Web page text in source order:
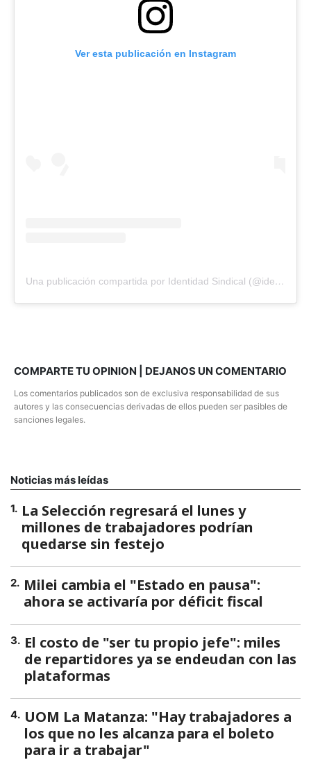
Ver esta publicación en Instagram
Una publicación compartida por Identidad Sindical (@identisindical)
COMPARTE TU OPINION | DEJANOS UN COMENTARIO
Los comentarios publicados son de exclusiva responsabilidad de sus
autores y las consecuencias derivadas de ellos pueden ser pasibles de
sanciones legales.
Noticias más leídas
1. La Selección regresará el lunes y
millones de trabajadores podrían
quedarse sin festejo
2. Milei cambia el "Estado en pausa":
ahora se activaría por déficit fiscal
3. El costo de "ser tu propio jefe": miles
de repartidores ya se endeudan con las
plataformas
4. UOM La Matanza: "Hay trabajadores a
los que no les alcanza para el boleto
para ir a trabajar"